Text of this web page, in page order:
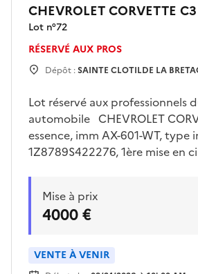
CHEVROLET CORVETTE C3
Lot n°72
RÉSERVÉ AUX PROS
Dépôt :SAINTE CLOTILDE LA
Lot réservé aux professionnels
automobile CHEVROLET
essence, imm AX-601-WT, type
1Z8789S422276, 1ère mise en
classé en véhicule de collection
connu 91516 km sur le contrôle
15/02/2019. Visites sur place
jeudi 30/07/2026 de 13h00 à
vous pris avec Mr LE FLOC’H sur
Mise à prix
4000 €
VENTE À VENIR